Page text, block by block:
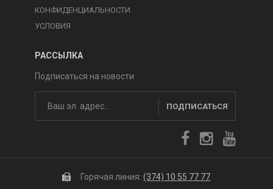
КОНФИДЕНЦИАЛЬНОСТИ
УСЛОВИЯ
РАССЫЛКА
Подписаться на новости
ПОДПИСАТЬСЯ
Горячая линия:(374) 10 55 77 77